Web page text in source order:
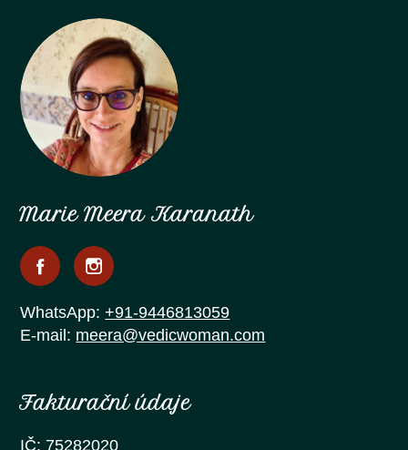
Marie Meera Karanath
WhatsApp:+91-9446813059
E-mail: meera@vedicwoman.com
Fakturační údaje
IČ: 75282020